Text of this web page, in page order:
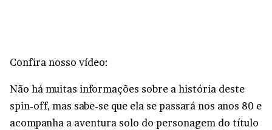
Confira nosso vídeo:
Não há muitas informações sobre a história deste
spin-off, mas sabe-se que ela se passará nos anos 80 e
acompanha a aventura solo do personagem do título